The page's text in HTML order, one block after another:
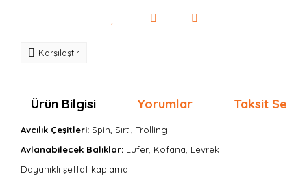
Karşılaştır
Ürün Bilgisi Yorumlar Taksit
Avcılık Çeşitleri: Spin, Sırtı, Trolling
Avlanabilecek Balıklar: Lüfer, Kofana, Levrek
Dayanıklı şeffaf kaplama